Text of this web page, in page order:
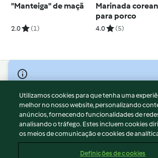
"Manteiga" de maçã
2.0 (1)
Marinada
para porco
4.0 (5)
© Copyright 2026
Termos de Utilização
Aviso sobre Proteção de Dados
Aviso
Apoio legal
Utilizamos cookies para que tenha uma
melhor no nosso website, personalizando
anúncios, fornecendo funcionalidades de
analisando o tráfego. Estes incluem cookies
os meios de comunicação e cookies de
Definições de cookies